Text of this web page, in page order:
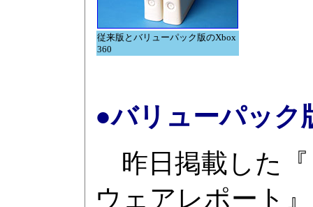
従来版とバリューパック版のXbox
360
●バリューパック
昨日掲載した『
ウェアレポート